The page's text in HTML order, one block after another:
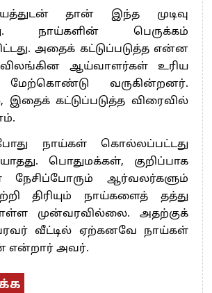
தான் இந்த முடிவு
நாய்களின் பெருக்கம்
அதைக் கட்டுப்படுத்த என்ன
ஆய்வாளர்கள் உரிய
வருகின்றனர்.
இதைக் கட்டுப்படுத்த விரைவில்
நாய்கள் கொல்லப்பட்டது
பொதுமக்கள், குறிப்பாக
நேசிப்போரும் ஆர்வலர்களும்
திரியும் நாய்களைத் தத்து
முன்வரவில்லை. அதற்குக்
வீட்டில் ஏற்கனவே நாய்கள்
என்றார் அவர்.